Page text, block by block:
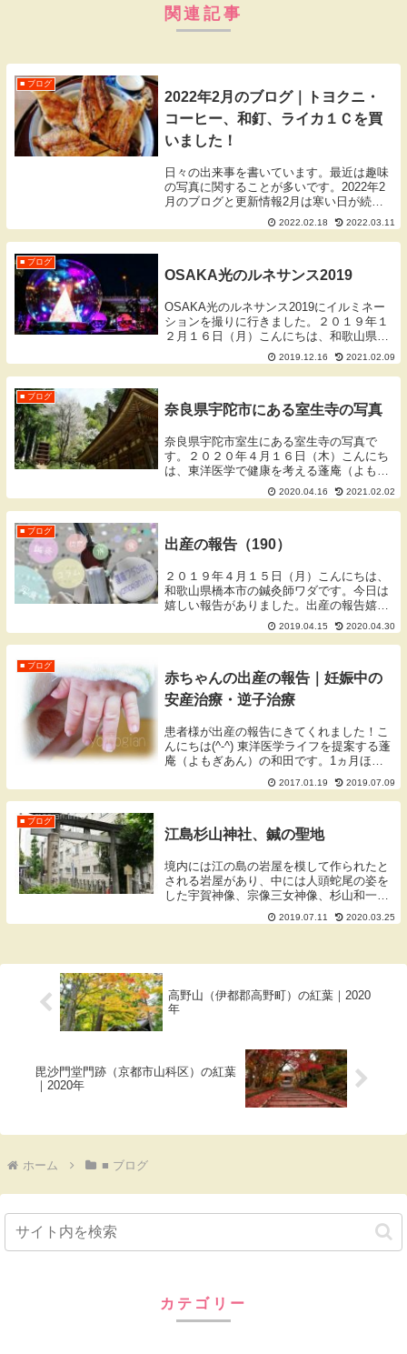
関連記事
■ ブログ
2022年2月のブログ｜トヨクニ・
コーヒー、和釘、ライカ１Ｃを買
いました！
日々の出来事を書いています。最近は趣味
の写真に関することが多いです。2022年2
月のブログと更新情報2月は寒い日が続い
ていますね。風邪を引いたりしていません
か？今回はカメラ（ライカ1C）を買ったお
はなし、都島のトヨクニハウスを見に行っ
2022.02.18 2022.03.11
■ ブログ
OSAKA光のルネサンス2019
OSAKA光のルネサンス2019にイルミネー
ションを撮りに行きました。２０１９年１
２月１６日（月）こんにちは、和歌山県橋
本市を拠点に活動しております蓬庵（よも
ぎあん）のワダです。ブログをご覧いただ
きありがとうございます。※写真はクリッ
2019.12.16 2021.02.09
■ ブログ
奈良県宇陀市にある室生寺の写真
奈良県宇陀市室生にある室生寺の写真で
す。２０２０年４月１６日（木）こんにち
は、東洋医学で健康を考える蓬庵（よもぎ
あん）のワダです。ブログをご覧いただき
ありがとうございます。※一部の写真はク
リックで大きくなります。無断使用・転載
2020.04.16 2021.02.02
■ ブログ
出産の報告（190）
２０１９年４月１５日（月）こんにちは、
和歌山県橋本市の鍼灸師ワダです。今日は
嬉しい報告がありました。出産の報告嬉し
い報告今日は患者様から出産の報告があり
ました。母子ともに健康ということで安心
しました。こういうおめでたい報告は嬉し
2019.04.15 2020.04.30
■ ブログ
赤ちゃんの出産の報告｜妊娠中の
安産治療・逆子治療
患者様が出産の報告にきてくれました！こ
んにちは(^-^) 東洋医学ライフを提案する蓬
庵（よもぎあん）の和田です。1ヵ月ほど
前に出産された患者様の片山さんご夫妻
が、赤ちゃんと一緒に出産の報告にきてく
れました。予定していたよりも早く陣痛が
2017.01.19 2019.07.09
■ ブログ
江島杉山神社、鍼の聖地
境内には江の島の岩屋を模して作られたと
される岩屋があり、中には人頭蛇尾の姿を
した宇賀神像、宗像三女神像、杉山和一検
校像がお祀りされています。岩屋は震災・
戦災で消失しており昭和に入ってから修復
2019.07.11 2020.03.25
高野山（伊都郡高野町）の紅葉｜2020
年
毘沙門堂門跡（京都市山科区）の紅葉
｜2020年
ホーム ■ ブログ
カテゴリー